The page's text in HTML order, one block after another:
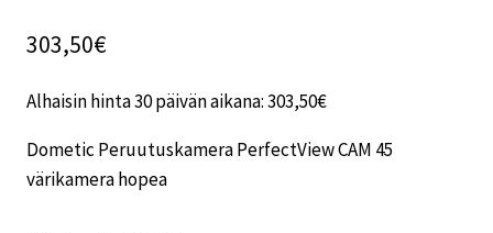
303,50€
Alhaisin hinta 30 päivän aikana:303,50€
Dometic Peruutuskamera PerfectView CAM 45
värikamera hopea